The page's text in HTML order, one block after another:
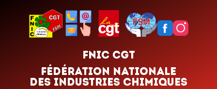
FNIC CGT
FÉDÉRATION NATIONALE
DES INDUSTRIES CHIMIQUES